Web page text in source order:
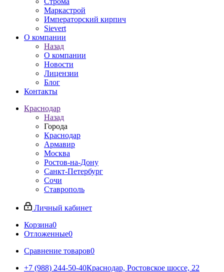
Маркастрой
Императорский кирпич
Sievert
О компании
Назад
О компании
Новости
Лицензии
Блог
Контакты
Краснодар
Назад
Города
Краснодар
Армавир
Москва
Ростов-на-Дону
Санкт-Петербург
Сочи
Ставрополь
Личный кабинет
Корзина0
Отложенные0
Сравнение товаров0
+7 (988) 244-50-40Краснодар, Ростовское шоссе, 22